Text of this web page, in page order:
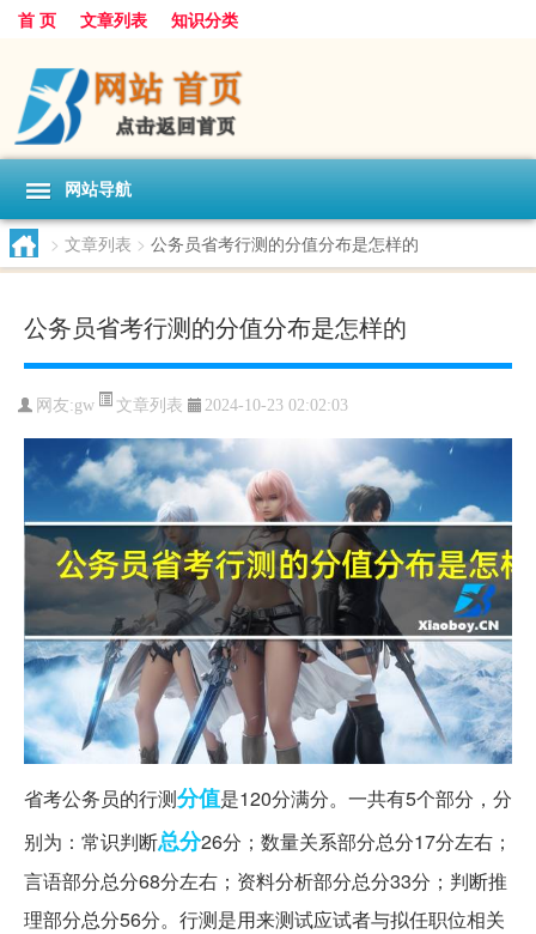
首 页 文章列表 知识分类
网站导航
> 文章列表 > 公务员省考行测的分值分布是怎样的
公务员省考行测的分值分布是怎样的
网友:gw 文章列表 2024-10-23 02:02:03
省考公务员的行测分值是120分满分。一共有5个部分，分
别为：常识判断总分26分；数量关系部分总分17分左右；
言语部分总分68分左右；资料分析部分总分33分；判断推
理部分总分56分。行测是用来测试应试者与拟任职位相关